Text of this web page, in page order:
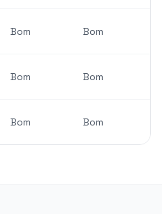
Bom Bom
Bom Bom
Bom Bom